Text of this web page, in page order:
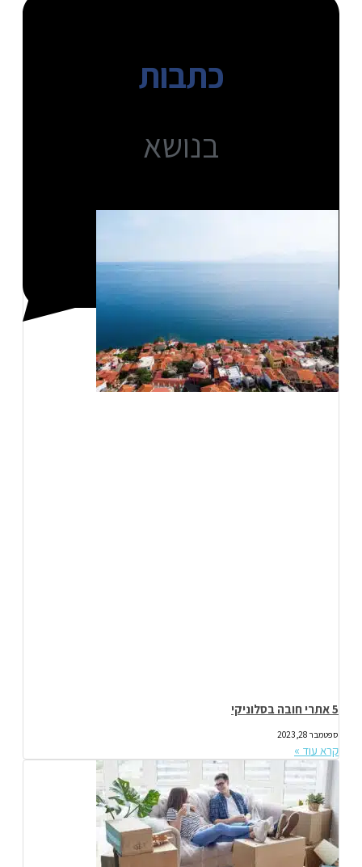
כתבות
בנושא
5 אתרי חובה בסלוניקי
ספטמבר 28, 2023
קרא עוד »